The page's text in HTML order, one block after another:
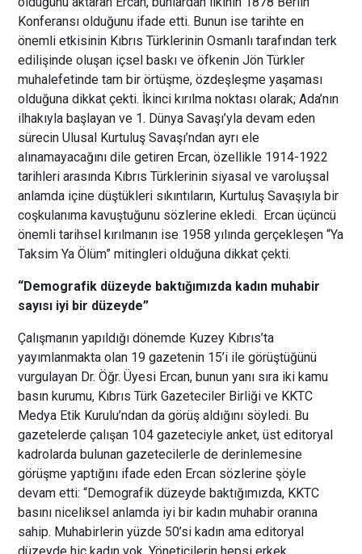
Konferansı olduğunu ifade etti. Bunun ise tarihte en
önemli etkisinin Kıbrıs Türklerinin Osmanlı tarafından terk
edilişinde oluşan içsel baskı ve öfkenin Jön Türkler
muhalefetinde tam bir örtüşme, özdeşleşme yaşaması
olduğuna dikkat çekti. İkinci kırılma noktası olarak; Ada’nın
ilhakıyla başlayan ve 1. Dünya Savaşı’yla devam eden
sürecin Ulusal Kurtuluş Savaşı’ndan ayrı ele
alınamayacağını dile getiren Ercan, özellikle 1914-1922
tarihleri arasında Kıbrıs Türklerinin siyasal ve varoluşsal
anlamda içine düştükleri sıkıntıların, Kurtuluş Savaşıyla bir
coşkulanıma kavuştuğunu sözlerine ekledi. Ercan üçüncü
önemli tarihsel kırılmanın ise 1958 yılında gerçekleşen “Ya
Taksim Ya Ölüm” mitingleri olduğuna dikkat çekti.
“Demografik düzeyde baktığımızda kadın muhabir
sayısı iyi bir düzeyde”
Çalışmanın yapıldığı dönemde Kuzey Kıbrıs’ta
yayımlanmakta olan 19 gazetenin 15’i ile görüştüğünü
vurgulayan Dr. Öğr. Üyesi Ercan, bunun yanı sıra iki kamu
basın kurumu, Kıbrıs Türk Gazeteciler Birliği ve KKTC
Medya Etik Kurulu’ndan da görüş aldığını söyledi. Bu
gazetelerde çalışan 104 gazeteciyle anket, üst editoryal
kadrolarda bulunan gazetecilerle de derinlemesine
görüşme yaptığını ifade eden Ercan sözlerine şöyle
devam etti: “Demografik düzeyde baktığımızda, KKTC
basını niceliksel anlamda iyi bir kadın muhabir oranına
sahip. Muhabirlerin yüzde 50’si kadın ama editoryal